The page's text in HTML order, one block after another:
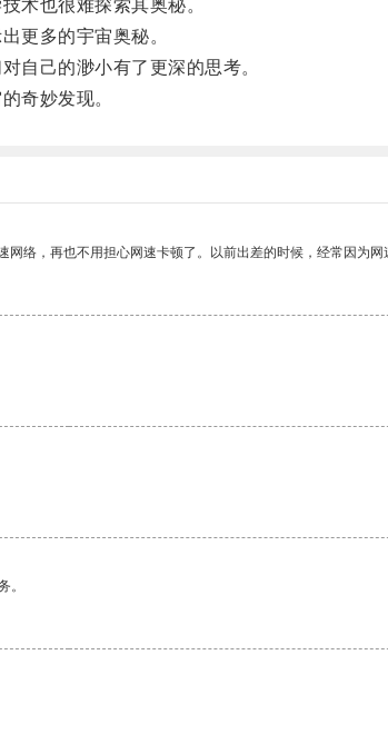
术也很难探索其奥秘。
更多的宇宙奥秘。
己的渺小有了更深的思考。
奇妙发现。
络，再也不用担心网速卡顿了。以前出差的时候，经常因为
。